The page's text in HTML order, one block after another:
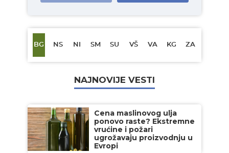
BG NS NI SM SU VŠ VA KG ZA
NAJNOVIJE VESTI
Cena maslinovog ulja
ponovo raste? Ekstremne
vrućine i požari
ugrožavaju proizvodnju u
Evropi